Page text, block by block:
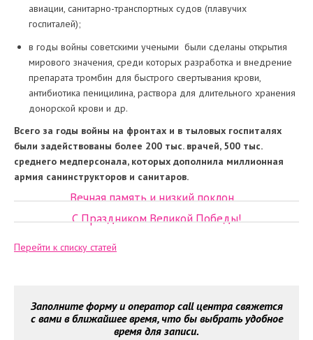
авиации, санитарно-транспортных судов (плавучих
госпиталей);
в годы войны советскими учеными были сделаны открытия
мирового значения, среди которых разработка и внедрение
препарата тромбин для быстрого свертывания крови,
антибиотика пеницилина, раствора для длительного хранения
донорской крови и др.
Всего за годы войны на фронтах и в тыловых госпиталях
были задействованы более 200 тыс. врачей, 500 тыс.
среднего медперсонала, которых дополнила миллионная
армия санинструкторов и санитаров.
Вечная память и низкий поклон…
С Праздником Великой Победы!
Перейти к списку статей
Заполните форму и оператор call центра свяжется
с вами в ближайшее время, что бы выбрать удобное
время для записи.